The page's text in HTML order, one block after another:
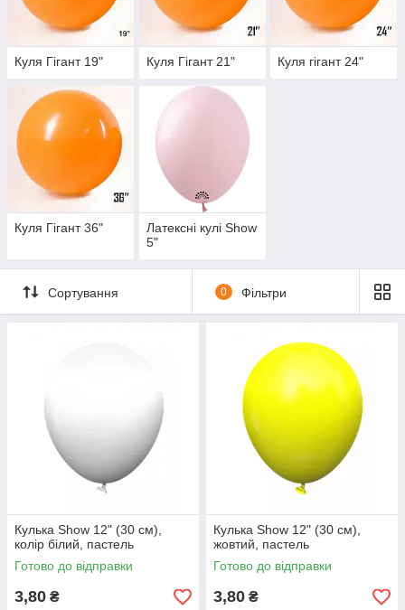
Куля Гігант 19" Куля Гігант 21" Куля гігант 24"
Куля Гігант 36"
Латексні кулі Show
5"
Сортування 0 Фільтри
Кулька Show 12" (30 см),
колір білий, пастель
Готово до відправки
3,80 ₴
Кулька Show 12" (30 см),
жовтий, пастель
Готово до відправки
3,80 ₴